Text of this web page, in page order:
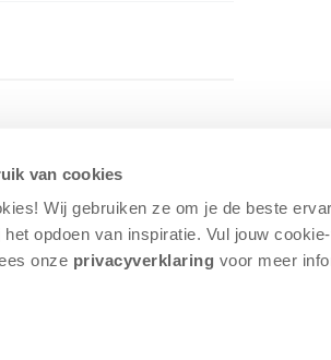
van cookies
Wij gebruiken ze om je de beste
opdoen van inspiratie. Vul jouw
onze privacyverklaring voor meer